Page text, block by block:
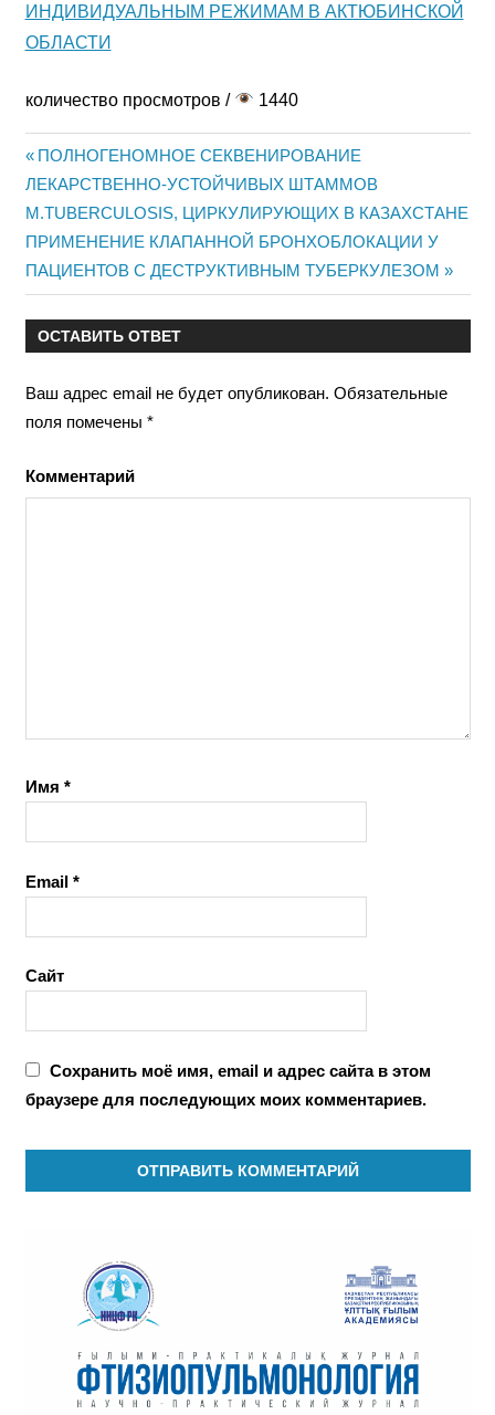
ИНДИВИДУАЛЬНЫМ РЕЖИМАМ В АКТЮБИНСКОЙ
ОБЛАСТИ
количество просмотров / 1440
Навигация
по
записям
Предыдущая
запись:
ПОЛНОГЕНОМНОЕ СЕКВЕНИРОВАНИЕ
ЛЕКАРСТВЕННО-УСТОЙЧИВЫХ ШТАММОВ
M.TUBERCULOSIS, ЦИРКУЛИРУЮЩИХ В КАЗАХСТАНЕ
Следующая
запись:
ПРИМЕНЕНИЕ КЛАПАННОЙ БРОНХОБЛОКАЦИИ У
ПАЦИЕНТОВ С ДЕСТРУКТИВНЫМ ТУБЕРКУЛЕЗОМ
ОСТАВИТЬ ОТВЕТ
Ваш адрес email не будет опубликован. Обязательные
поля помечены *
Комментарий
Имя *
Email *
Сайт
Сохранить моё имя, email и адрес сайта в этом
браузере для последующих моих комментариев.